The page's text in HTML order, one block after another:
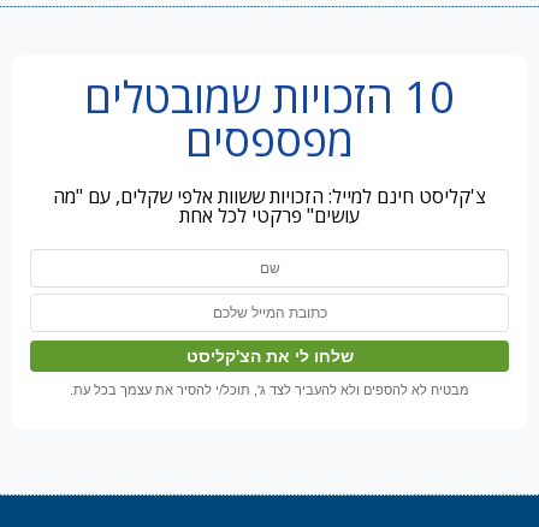
10 הזכויות שמובטלים
מפספסים
צ'קליסט חינם למייל: הזכויות ששוות אלפי שקלים, עם "מה
עושים" פרקטי לכל אחת
מבטיח לא להספים ולא להעביר לצד ג', תוכל/י להסיר את עצמך בכל עת.